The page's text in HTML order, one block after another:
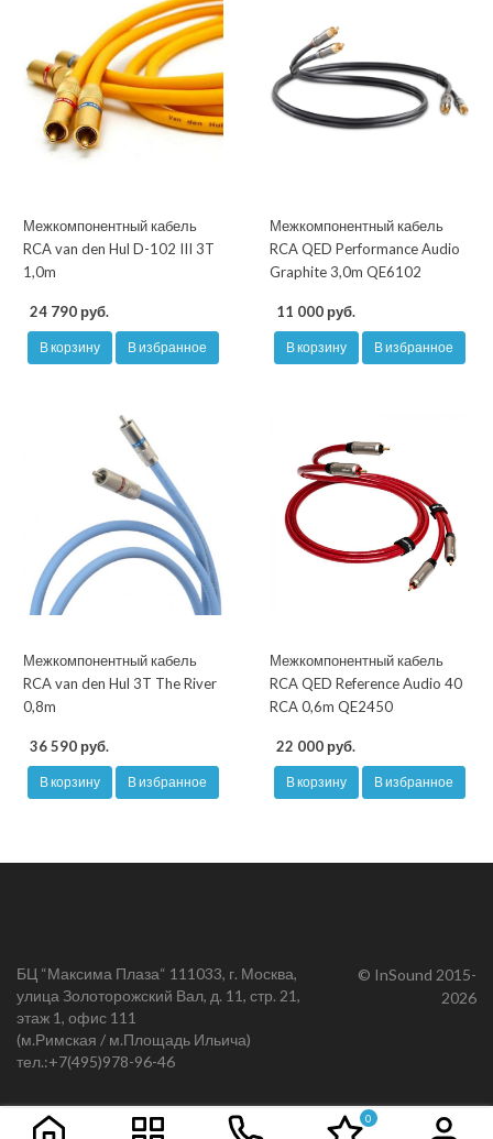
Межкомпонентный кабель
RCA van den Hul D-102 III 3T
1,0m
24 790 руб.
В корзину В избранное
Межкомпонентный кабель
RCA QED Performance Audio
Graphite 3,0m QE6102
11 000 руб.
В корзину В избранное
Межкомпонентный кабель
RCA van den Hul 3T The River
0,8m
36 590 руб.
В корзину В избранное
Межкомпонентный кабель
RCA QED Reference Audio 40
RCA 0,6m QE2450
22 000 руб.
В корзину В избранное
БЦ “Максима Плаза“ 111033, г. Москва,
улица Золоторожский Вал, д. 11, стр. 21,
этаж 1, офис 111
(м.Римская / м.Площадь Ильича)
тел.:+7(495)978-96-46
© InSound 2015-
2026
0